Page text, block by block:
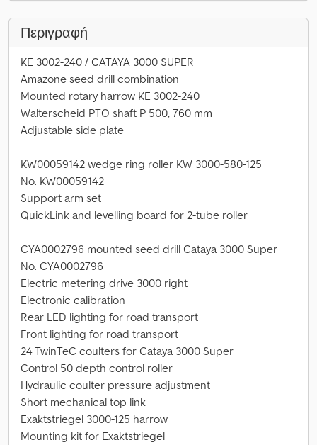
Περιγραφή
KE 3002-240 / CATAYA 3000 SUPER
Amazone seed drill combination
Mounted rotary harrow KE 3002-240
Walterscheid PTO shaft P 500, 760 mm
Adjustable side plate
KW00059142 wedge ring roller KW 3000-580-125
No. KW00059142
Support arm set
QuickLink and levelling board for 2-tube roller
CYA0002796 mounted seed drill Cataya 3000 Super
No. CYA0002796
Electric metering drive 3000 right
Electronic calibration
Rear LED lighting for road transport
Front lighting for road transport
24 TwinTeC coulters for Cataya 3000 Super
Control 50 depth control roller
Hydraulic coulter pressure adjustment
Short mechanical top link
Exaktstriegel 3000-125 harrow
Mounting kit for Exaktstriegel